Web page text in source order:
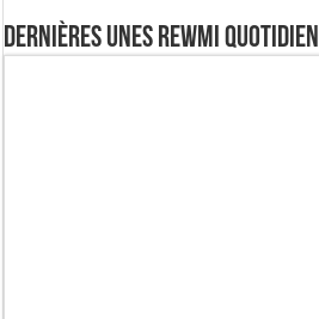
Dernières Unes Rewmi Quotidien